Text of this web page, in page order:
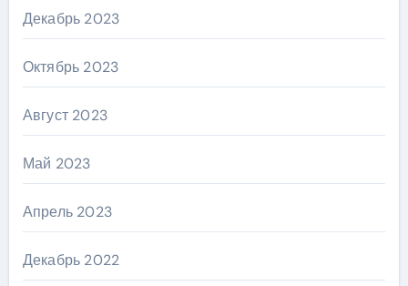
Декабрь 2023
Октябрь 2023
Август 2023
Май 2023
Апрель 2023
Декабрь 2022